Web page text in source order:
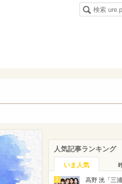
人気記事ランキング
いま人気
1
高野 洸「三